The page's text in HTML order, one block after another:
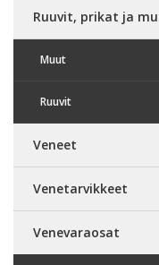
Ruuvit, prikat ja
Muut
Ruuvit
Veneet
Venetarvikkeet
Venevaraosat